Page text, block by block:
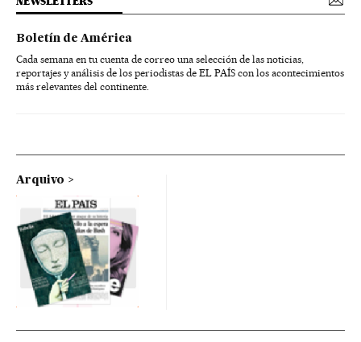
Boletín de América
Cada semana en tu cuenta de correo una selección de las noticias,
reportajes y análisis de los periodistas de EL PAÍS con los acontecimientos
más relevantes del continente.
Arquivo